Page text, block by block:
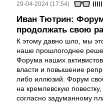
29-04-2024 (17:54)
Иван Тютрин:
продолжать свою
К этому давно шло, мы
наше прошлогоднее
Форума наших
власти и повышение
либо иллюзий. Форум
на кремлевскую
согласно задуманному